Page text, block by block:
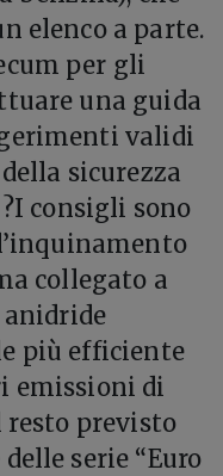
elenco a parte.
per gli
una guida
validi
sicurezza
consigli sono
collegato a
più efficiente
emissioni di
previsto
serie “Euro